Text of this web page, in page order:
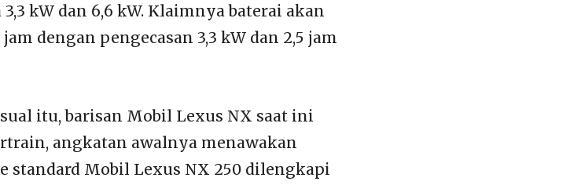
kW dan 6,6 kW. Klaimnya baterai akan
dengan pengecasan 3,3 kW dan 2,5 jam
itu, barisan Mobil Lexus NX saat ini
angkatan awalnya menawakan
standard Mobil Lexus NX 250 dilengkapi